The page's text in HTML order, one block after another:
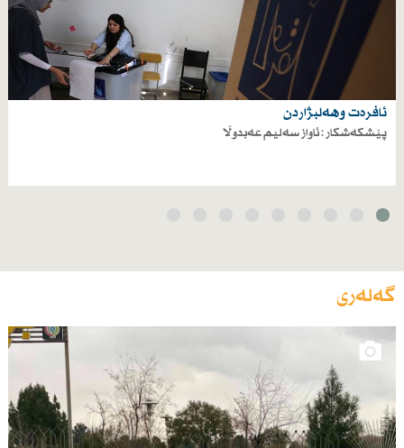
ئافرەت وهەلبژاردن
پێشکەشکار : ئاواز سەلیم عەبدوڵا
گەلەری